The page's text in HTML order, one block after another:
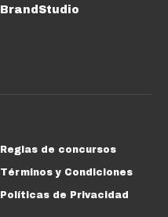
BrandStudio
Reglas de concursos
Términos y Condiciones
Políticas de Privacidad